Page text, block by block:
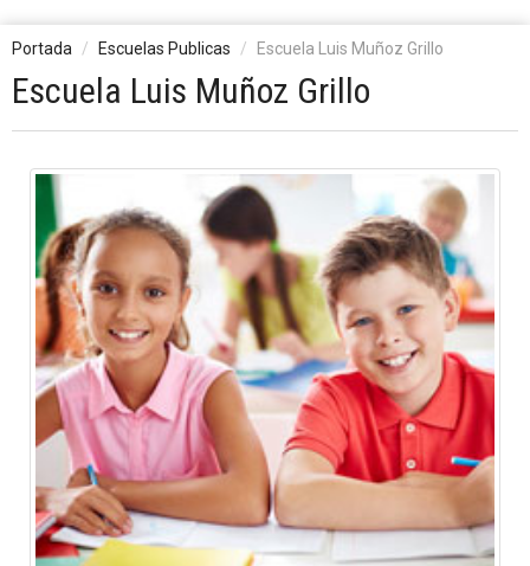
Portada Escuelas Publicas Escuela Luis Muñoz Grillo
Escuela Luis Muñoz Grillo